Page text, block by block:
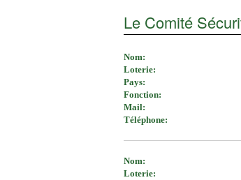
Le Comité
Nom:
Loterie:
Pays:
Fonction:
Mail:
Téléphone:
Nom:
Loterie: